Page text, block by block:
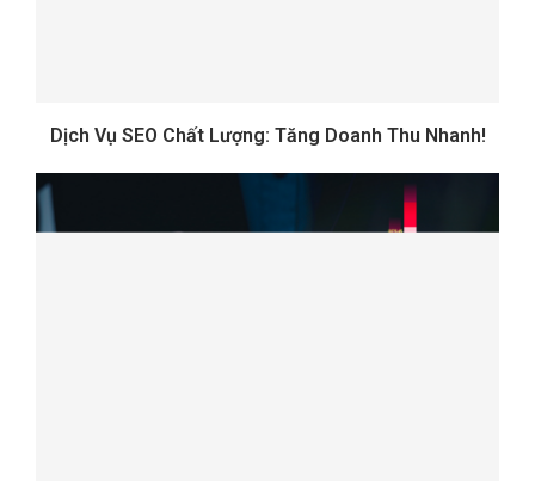
Dịch Vụ SEO Chất Lượng: Tăng Doanh Thu Nhanh!